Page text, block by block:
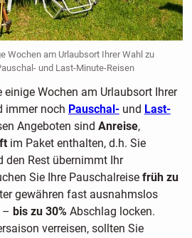
Wochen am Urlaubsort Ihrer Wahl zu
und Last-Minute-Reisen
einige Wochen am Urlaubsort Ihrer
immer noch Pauschal-und Last-
Angeboten sind Anreise,
im Paket enthalten, d.h. Sie
den Rest übernimmt Ihr
Sie Ihre Pauschalreise früh zu
gewähren fast ausnahmslos
– bis zu 30%Abschlag locken.
verreisen, sollten Sie